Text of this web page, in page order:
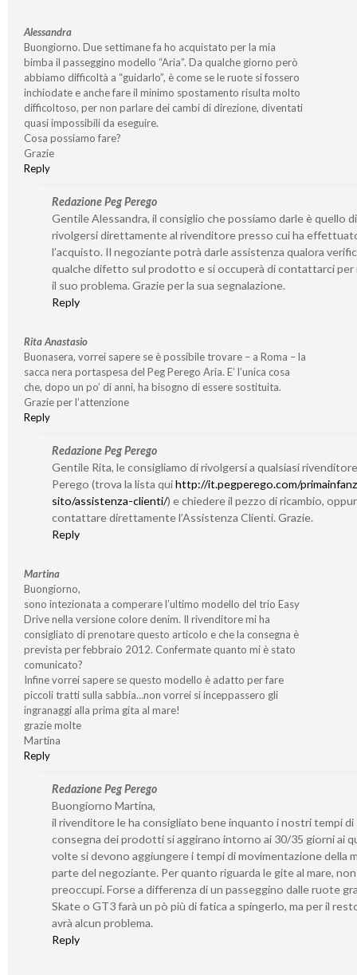
Alessandra
Buongiorno. Due settimane fa ho acquistato per la mia
bimba il passeggino modello “Aria”. Da qualche giorno però
abbiamo difficoltà a “guidarlo”, è come se le ruote si fossero
inchiodate e anche fare il minimo spostamento risulta molto
difficoltoso, per non parlare dei cambi di direzione, diventati
quasi impossibili da eseguire.
Cosa possiamo fare?
Grazie
Reply
Redazione Peg Perego
Gentile Alessandra, il consiglio che possiamo darle è quello di
rivolgersi direttamente al rivenditore presso cui ha
l’acquisto. Il negoziante potrà darle assistenza qualora
qualche difetto sul prodotto e si occuperà di contattarci per
il suo problema. Grazie per la sua segnalazione.
Reply
Rita Anastasio
Buonasera, vorrei sapere se è possibile trovare – a Roma – la
sacca nera portaspesa del Peg Perego Aria. E’ l’unica cosa
che, dopo un po’ di anni, ha bisogno di essere sostituita.
Grazie per l’attenzione
Reply
Redazione Peg Perego
Gentile Rita, le consigliamo di rivolgersi a qualsiasi
Perego (trova la lista quihttp://it.pegperego.com/
sito/assistenza-clienti/) e chiedere il pezzo di ricambio,
contattare direttamente l’Assistenza Clienti. Grazie.
Reply
Martina
Buongiorno,
sono intezionata a comperare l’ultimo modello del trio Easy
Drive nella versione colore denim. Il rivenditore mi ha
consigliato di prenotare questo articolo e che la consegna è
prevista per febbraio 2012. Confermate quanto mi è stato
comunicato?
Infine vorrei sapere se questo modello è adatto per fare
piccoli tratti sulla sabbia…non vorrei si inceppassero gli
ingranaggi alla prima gita al mare!
grazie molte
Martina
Reply
Redazione Peg Perego
Buongiorno Martina,
il rivenditore le ha consigliato bene inquanto i nostri tempi di
consegna dei prodotti si aggirano intorno ai 30/35 giorni ai
volte si devono aggiungere i tempi di movimentazione della
parte del negoziante. Per quanto riguarda le gite al mare,
preoccupi. Forse a differenza di un passeggino dalle ruote
Skate o GT3 farà un pò più di fatica a spingerlo, ma per il
avrà alcun problema.
Reply